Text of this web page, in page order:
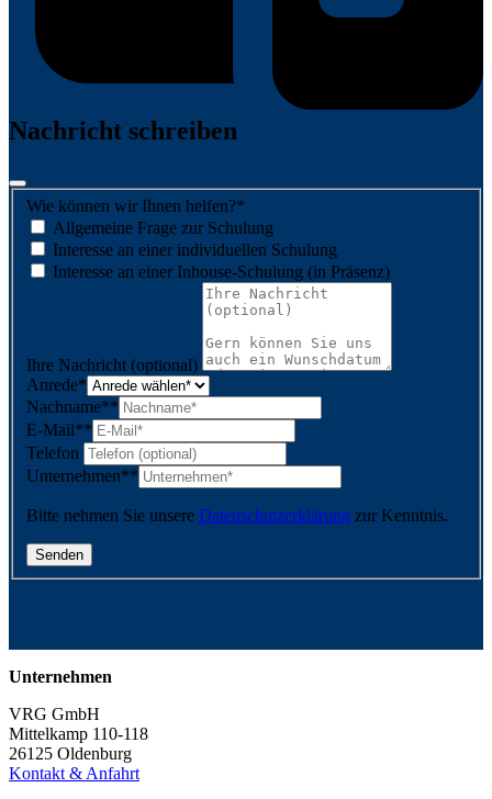
Nachricht schreiben
Wie können wir Ihnen helfen?*
Allgemeine Frage zur Schulung
Interesse an einer individuellen Schulung
Interesse an einer Inhouse-Schulung (in Präsenz)
Ihre Nachricht (optional)
Anrede*
Nachname**
E-Mail**
Telefon
Unternehmen**
Bitte nehmen Sie unsere Datenschutzerklärung zur Kenntnis.
Unternehmen
VRG GmbH
Mittelkamp 110-118
26125 Oldenburg
Kontakt & Anfahrt